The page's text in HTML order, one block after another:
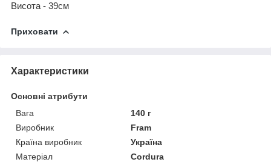
Висота - 39см
Приховати
Характеристики
Основні атрибути
Вага
140 г
Виробник
Fram
Країна виробник
Україна
Матеріал
Cordura